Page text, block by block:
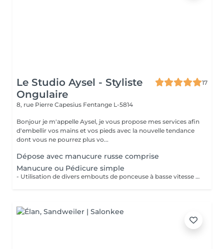
Le Studio Aysel - Styliste
Ongulaire
17
8, rue Pierre Capesius Fentange L-5814
Bonjour je m'appelle Aysel, je vous propose mes services afin
d'embellir vos mains et vos pieds avec la nouvelle tendance
dont vous ne pourrez plus vo...
Dépose avec manucure russe comprise
Manucure ou Pédicure simple
- Utilisation de divers embouts de ponceuse à basse vitesse pour décoller, soulever et éliminer les cuticules. - Limage des ongles - Application d'une huile à cuticule et crème avec massage